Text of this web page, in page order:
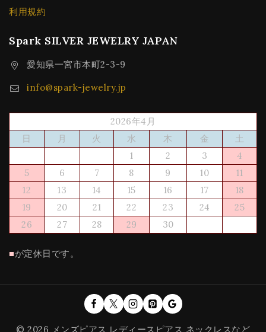
利用規約
Spark SILVER JEWELRY JAPAN
愛知県一宮市本町2-3-9
info@spark-jewelry.jp
2026年4月
日
月 火 水 木 金
土
1
2 3
4
5
6 7 8 9 10
11
12
13 14 15 16 17
18
19
20 21 22 23 24
25
26
27 28 29 30
■が定休日です。
© 2026 メンズピアス レディースピアス ネックレスなど